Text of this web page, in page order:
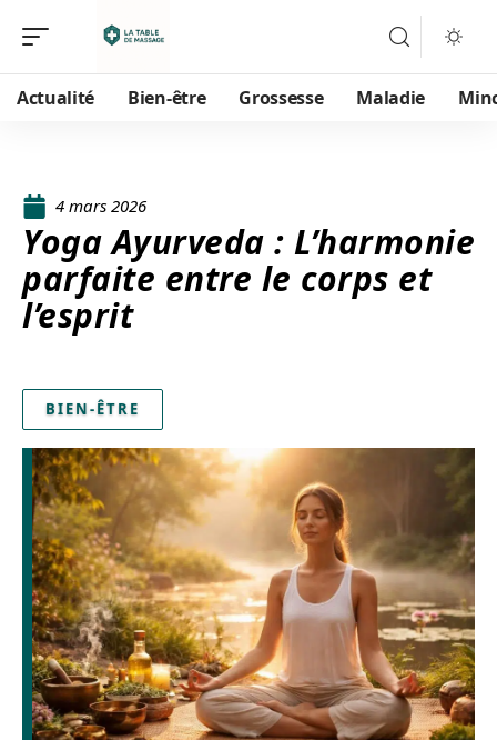
Actualité Bien-être Grossesse Maladie
4 mars 2026
Yoga Ayurveda : L’harmonie
parfaite entre le corps et
l’esprit
BIEN-ÊTRE